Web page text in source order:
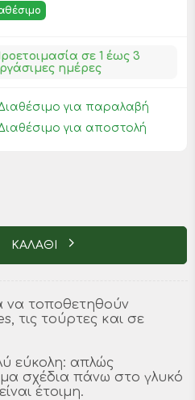
σε 1 έως 3
ημέρες
για παραλαβή
για αποστολή
ΚΑΛΑΘΙ
να τοποθετηθούν
τις τούρτες και σε
εύκολη: απλώς
σχέδια πάνω στο γλυκό
έτοιμη.